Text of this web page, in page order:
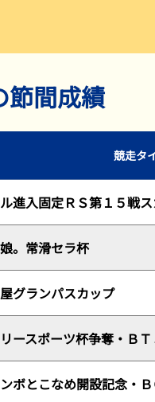
節間成績
競走タ
進入固定ＲＳ第１５戦
。常滑セラ杯
グランパスカップ
ースポーツ杯争奪・Ｂ
ボとこなめ開設記念・